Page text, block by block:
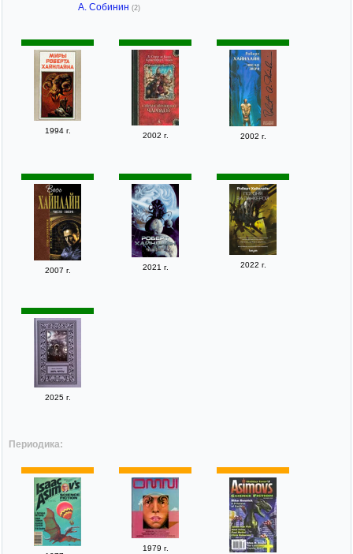
А. Собинин (2)
1994 г.
2002 г. 2002 г.
2007 г. 2021 г. 2022 г.
2025 г.
Периодика:
1979 г.